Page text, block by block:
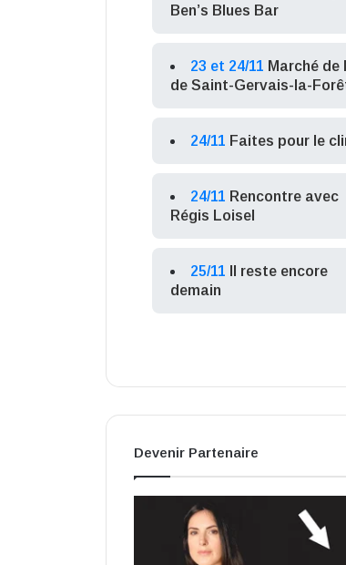
Ben’s Blues Bar
23 et 24/11 Marché de
de Saint-Gervais-la-
24/11 Faites pour le
24/11 Rencontre avec
Régis Loisel
25/11
Il reste encore
demain
Devenir Partenaire